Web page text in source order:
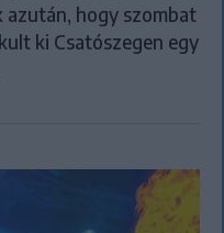
hogy szombat
ki Csatószegen egy